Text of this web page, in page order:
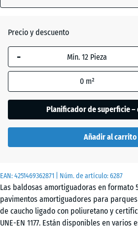
EAN:4251469362871 | Núm. de artículo:6287
Las baldosas amortiguadoras en formato
pavimentos amortiguadores para
de caucho ligado con poliuretano y
UNE-EN 1177. Están disponibles en varios
+ 0,40 €
tomate
tilo
La dimensión
seleccionada,
enmarcada
utiliza para
el cálculo de
necesidades
(salvo que se
producto).
50
x
50
Precio y descuento
-
0 m²
Planificador de superficie –
Añadir al carrito